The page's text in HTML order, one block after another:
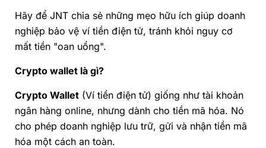
Hãy để JNT chia sẻ những mẹo hữu ích giúp doanh
nghiệp bảo vệ ví tiền điện tử, tránh khỏi nguy cơ
mất tiền "oan uổng".
Crypto wallet là gì?
Crypto Wallet (Ví tiền điện tử) giống như tài khoản
ngân hàng online, nhưng dành cho tiền mã hóa. Nó
cho phép doanh nghiệp lưu trữ, gửi và nhận tiền mã
hóa một cách an toàn.